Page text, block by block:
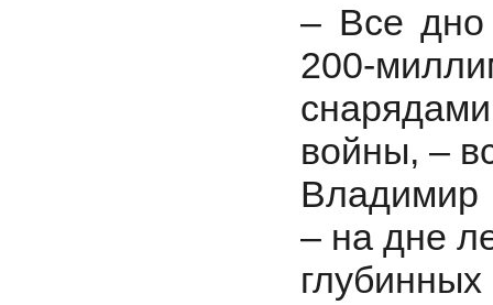
– Все дно
200-
войны, –
Владимир
– на дне